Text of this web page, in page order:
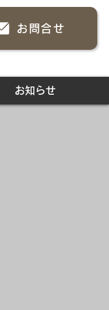
お問合せ
お知らせ